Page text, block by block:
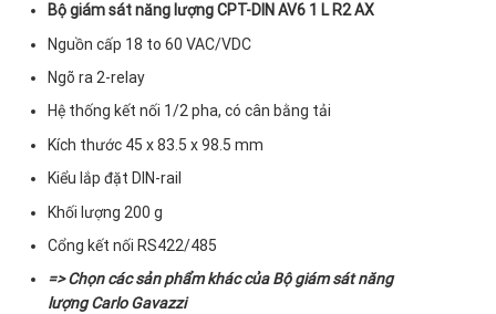
Bộ giám sát năng lượng CPT-DIN AV6 1 L R2 AX
Nguồn cấp 18 to 60 VAC/VDC
Ngõ ra 2-relay
Hệ thống kết nối 1/2 pha, có cân bằng tải
Kích thước 45 x 83.5 x 98.5 mm
Kiểu lắp đặt DIN-rail
Khối lượng 200 g
Cổng kết nối RS422/485
=> Chọn các sản phẩm khác củaBộ giám sát năng
lượng Carlo Gavazzi